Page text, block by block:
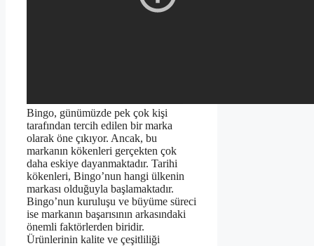
Bingo, günümüzde pek çok kişi
tarafından tercih edilen bir marka
olarak öne çıkıyor. Ancak, bu
markanın kökenleri gerçekten çok
daha eskiye dayanmaktadır. Tarihi
kökenleri, Bingo’nun hangi ülkenin
markası olduğuyla başlamaktadır.
Bingo’nun kuruluşu ve büyüme süreci
ise markanın başarısının arkasındaki
önemli faktörlerden biridir.
Ürünlerinin kalite ve çeşitliliği